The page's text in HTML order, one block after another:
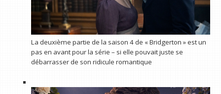
La deuxième partie de la saison 4 de « Bridgerton » est un
pas en avant pour la série – si elle pouvait juste se
débarrasser de son ridicule romantique